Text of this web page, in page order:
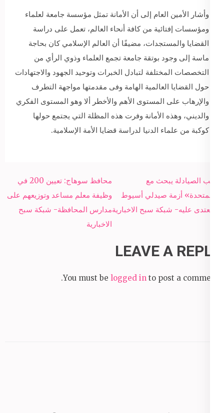
وأشار الأمين العام إلى أن الأمانة تمثل مؤسسة جامعة لعلماء
ومؤسسات إفتائية من كافة أنحاء العالم، تعمل على دراسة
القضايا والمستجدات، مضيفًا أن العالم الإسلامي كان بحاجة
ماسة إلى وجود بوتقة جامعة تجمع العلماء وذوي الرأي من
التخصصات المختلفة لتبادل الخبرات وتوحيد الجهود والاجتهادات
حول القضايا العالمية الهامة وفى مقدمتها مواجهة التطرف
والإرهاب على المستوى الأهم والأخطر ألا وهو المستوى الفكري
والديني، وهذه الأمانة وفرت هذه المظلة التي يجتمع حولها
كوكبة من علماء الدنيا لدراسة قضايا الأمة الإسلامية.
Post
navigation
محافظ سوهاج: تعيين 200 في
وظيفة معلم مساعد وتوزيعهم على
مدارس المحافظة- شبكة سبح
الاخبارية
نقيب الصيادلة يبحث مع
«المتحدة» أزمة صيدلي أسيوط
المُعتدى عليه- شبكة سبح الاخبارية
LEAVE A REPLY
You must be logged in to post a comment.